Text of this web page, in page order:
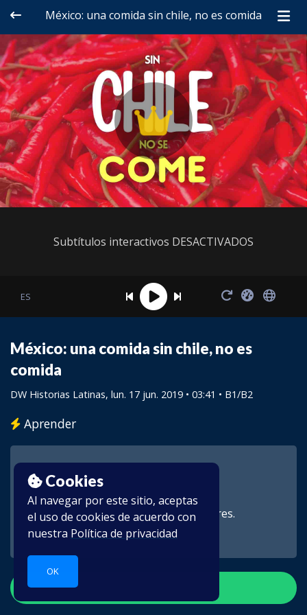
Cookies
Al navegar por este sitio, aceptas
el uso de cookies de acuerdo con
nuestra Política de privacidad
OK
México: una comida sin chile, no es comida
Subtítulos interactivos DESACTIVADOS
ES
México: una comida sin chile, no es
comida
DW Historias Latinas, lun. 17 jun. 2019 • 03:41 • B1/B2
Aprender
Este vídeo es para suscriptores.